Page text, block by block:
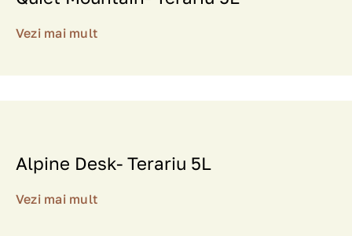
Vezi mai mult
Alpine Desk- Terariu 5L
Vezi mai mult